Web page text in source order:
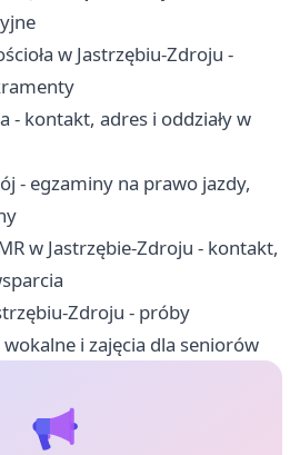
w Jastrzębiu-Zdroju -
- kontakt, adres i oddziały w
- egzaminy na prawo jazdy,
w Jastrzębie-Zdroju - kontakt,
Zdroju - próby
i zajęcia dla seniorów